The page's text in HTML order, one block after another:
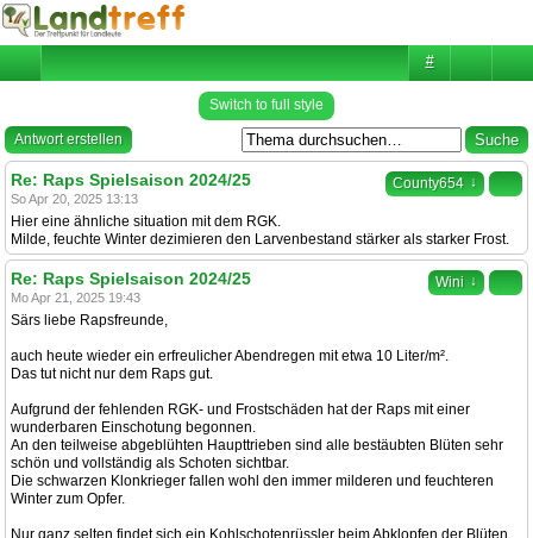
#
Switch to full style
Antwort erstellen
County654 ↓
Re: Raps Spielsaison 2024/25
So Apr 20, 2025 13:13
Hier eine ähnliche situation mit dem RGK.
Milde, feuchte Winter dezimieren den Larvenbestand stärker als starker Frost.
Wini ↓
Re: Raps Spielsaison 2024/25
Mo Apr 21, 2025 19:43
Särs liebe Rapsfreunde,
auch heute wieder ein erfreulicher Abendregen mit etwa 10 Liter/m².
Das tut nicht nur dem Raps gut.
Aufgrund der fehlenden RGK- und Frostschäden hat der Raps mit einer
wunderbaren Einschotung begonnen.
An den teilweise abgeblühten Haupttrieben sind alle bestäubten Blüten sehr
schön und vollständig als Schoten sichtbar.
Die schwarzen Klonkrieger fallen wohl den immer milderen und feuchteren
Winter zum Opfer.
Nur ganz selten findet sich ein Kohlschotenrüssler beim Abklopfen der Blüten.